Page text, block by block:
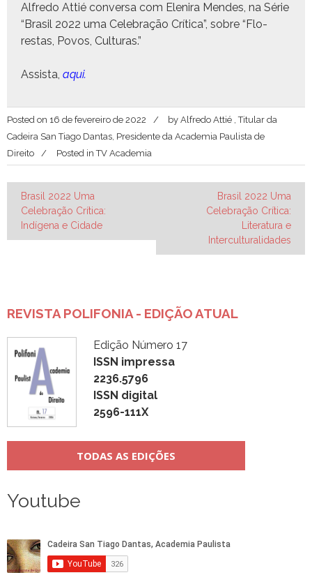
Alfre­do Attié con­ver­sa com Eleni­ra Mendes, na Série
“Brasil 2022 uma Cel­e­bração Críti­ca”, sobre “Flo­
restas, Povos, Culturas.”
Assista, aqui.
Posted on 16 de fevereiro de 2022 by Alfredo Attié , Titular da
Cadeira San Tiago Dantas, Presidente da Academia Paulista de
Direito
Posted inTV Academia
Navegação
de
Post
Brasil 2022 Uma
Celebração Crítica:
Indígena e Cidade
Brasil 2022 Uma
Celebração Crítica:
Literatura e
Interculturalidades
REVISTA POLIFONIA - EDIÇÃO ATUAL
Edição Número 17
ISSN impressa
2236.5796
ISSN digital
2596-111X
TODAS AS EDIÇÕES
Youtube